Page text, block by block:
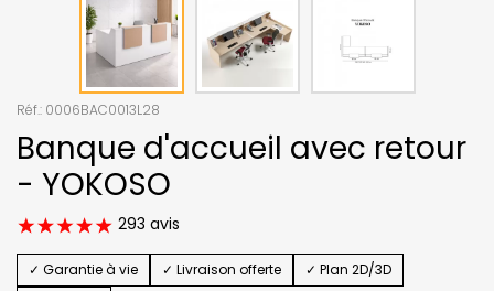
Réf.: 0006BAC0013L28
Banque d'accueil avec retour
- YOKOSO
293 avis
✓ Garantie à vie ✓ Livraison offerte
✓ Plan 2D/3D